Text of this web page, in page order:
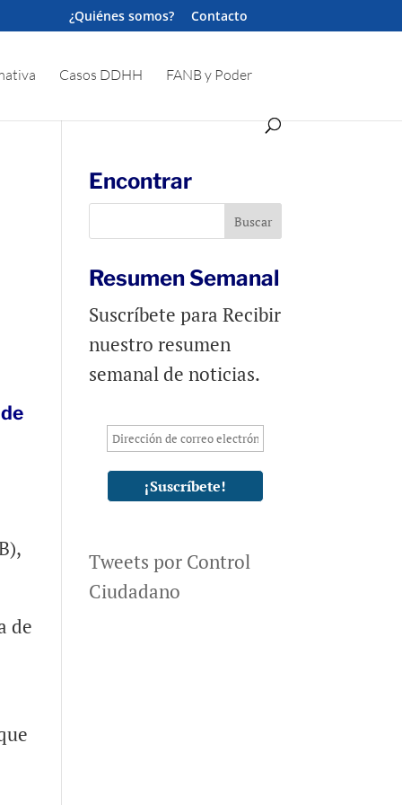
¿Quiénes somos? Contacto
Casos DDHH FANB y Poder
de
Encontrar
Resumen Semanal
Suscríbete para Recibir
nuestro resumen
semanal de noticias.
Tweets por Control
Ciudadano